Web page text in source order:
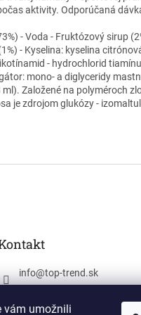
vám umožnili
aktivity. Odporúčaná
- Voda - Fruktózový sirup
- Kyselina: kyselina
- hydrochlorid
mono- a diglyceridy
ml). Založené na polyméroch
je zdrojom glukózy -
info@top-trend.sk